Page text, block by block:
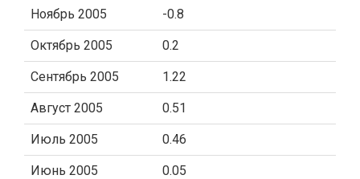
Ноябрь 2005 -0.8
Октябрь 2005 0.2
Сентябрь 2005 1.22
Август 2005 0.51
Июль 2005 0.46
Июнь 2005 0.05